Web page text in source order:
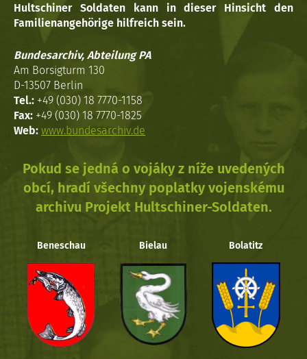
Hultschiner Soldaten kann in dieser Hinsicht den
Familienangehörige hilfreich sein.
Bundesarchiv, Abteilung PA
Am Borsigturm 130
D-13507 Berlin
Tel.: +49 (030) 18 7770-1158
Fax: +49 (030) 18 7770-1825
Web: www.bundesarchiv.de
Pokud se jedná o vojáky z níže uvedených
obcí, hradí všechny poplatky vojenskému
archivu Projekt Hultschiner-Soldaten.
Beneschau Bielau Bolatitz